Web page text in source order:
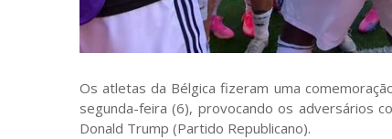
Os atletas da Bélgica fizeram uma
segunda-feira (6), provocando os adversários
Donald Trump (Partido Republicano).